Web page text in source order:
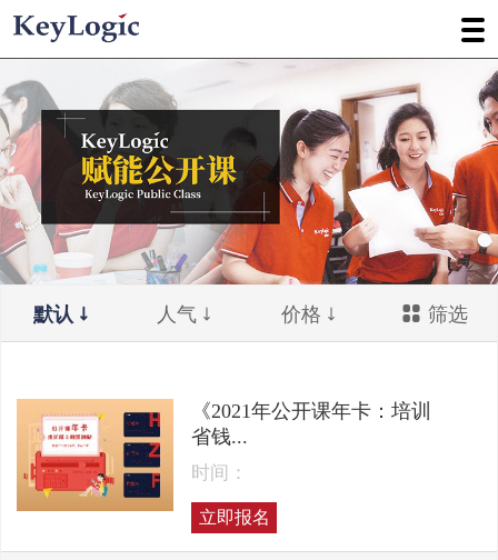
默认 人气 价格 筛选
《2021年公开课年卡：培训
省钱...
时间：
立即报名